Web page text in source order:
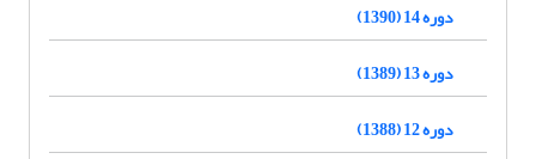
دوره 14 (1390)
دوره 13 (1389)
دوره 12 (1388)